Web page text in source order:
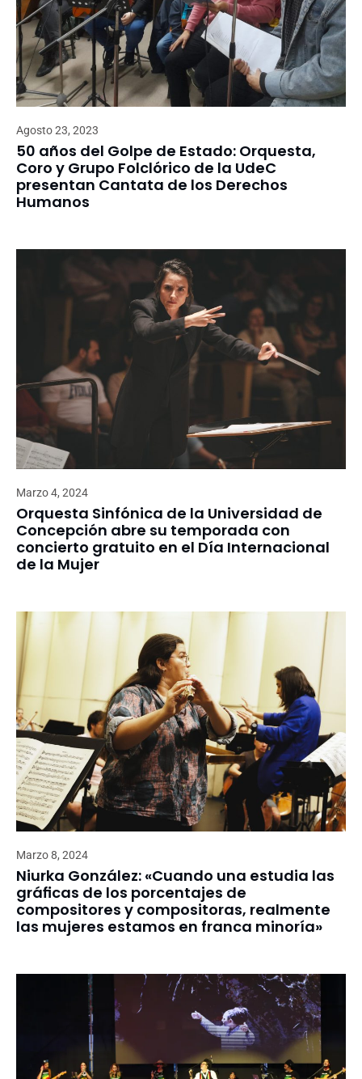
Agosto 23, 2023
50 años del Golpe de Estado: Orquesta,
Coro y Grupo Folclórico de la UdeC
presentan Cantata de los Derechos
Humanos
Marzo 4, 2024
Orquesta Sinfónica de la Universidad de
Concepción abre su temporada con
concierto gratuito en el Día Internacional
de la Mujer
Marzo 8, 2024
Niurka González: «Cuando una estudia las
gráficas de los porcentajes de
compositores y compositoras, realmente
las mujeres estamos en franca minoría»